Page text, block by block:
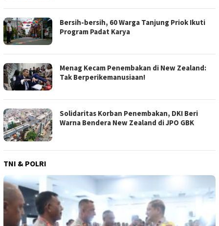
Bersih-bersih, 60 Warga Tanjung Priok Ikuti
Program Padat Karya
Menag Kecam Penembakan di New Zealand:
Tak Berperikemanusiaan!
Solidaritas Korban Penembakan, DKI Beri
Warna Bendera New Zealand di JPO GBK
TNI & POLRI